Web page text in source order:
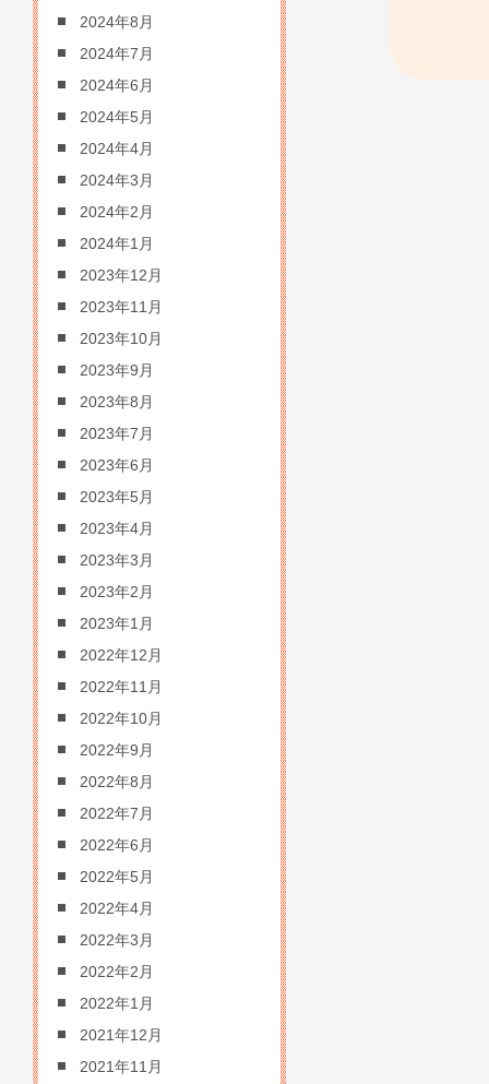
2024年8月
2024年7月
2024年6月
2024年5月
2024年4月
2024年3月
2024年2月
2024年1月
2023年12月
2023年11月
2023年10月
2023年9月
2023年8月
2023年7月
2023年6月
2023年5月
2023年4月
2023年3月
2023年2月
2023年1月
2022年12月
2022年11月
2022年10月
2022年9月
2022年8月
2022年7月
2022年6月
2022年5月
2022年4月
2022年3月
2022年2月
2022年1月
2021年12月
2021年11月